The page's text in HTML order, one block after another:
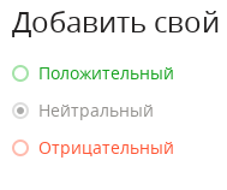
Добавить
Положительный
Нейтральный
Отрицательный